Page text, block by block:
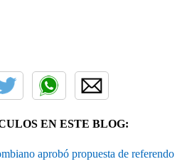
EN ESTE BLOG:
aprobó propuesta de referendo